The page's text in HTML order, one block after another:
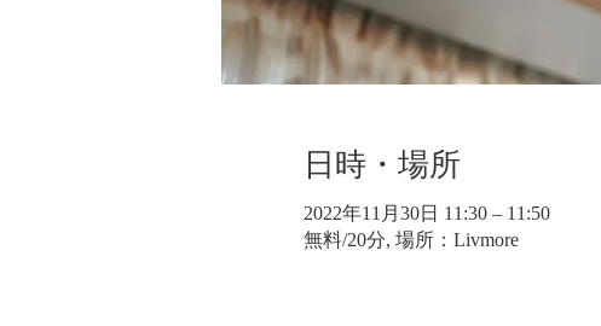
日時・場所
2022年11月30日 11:30 – 11:50
無料/20分, 場所：Livmore